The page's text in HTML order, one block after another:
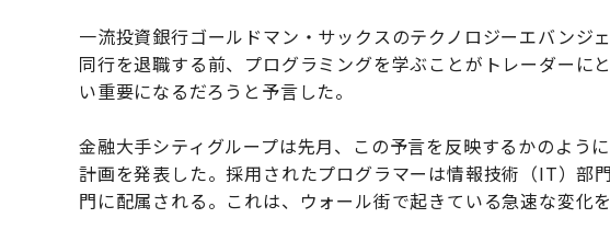
一流投資銀行ゴールドマン・サックスのテクノロジーエバンジ
同行を退職する前、プログラミングを学ぶことがトレーダーに
い重要になるだろうと予言した。
金融大手シティグループは先月、この予言を反映するかのよう
計画を発表した。採用されたプログラマーは情報技術（IT）部
門に配属される。これは、ウォール街で起きている急速な変化を